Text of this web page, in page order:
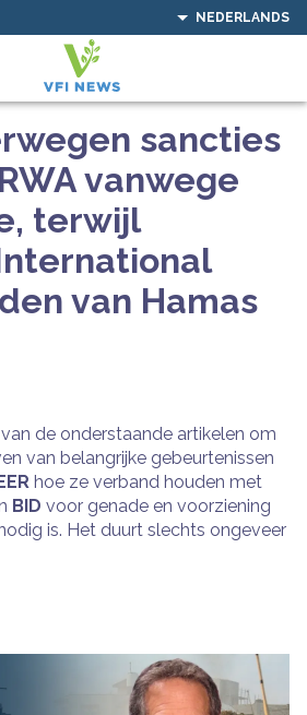
NEDERLANDS
sancties
vanwege
terwijl
van Hamas
de onderstaande artikelen om
van belangrijke gebeurtenissen
hoe ze verband houden met
BID voor genade en voorziening
is. Het duurt slechts ongeveer